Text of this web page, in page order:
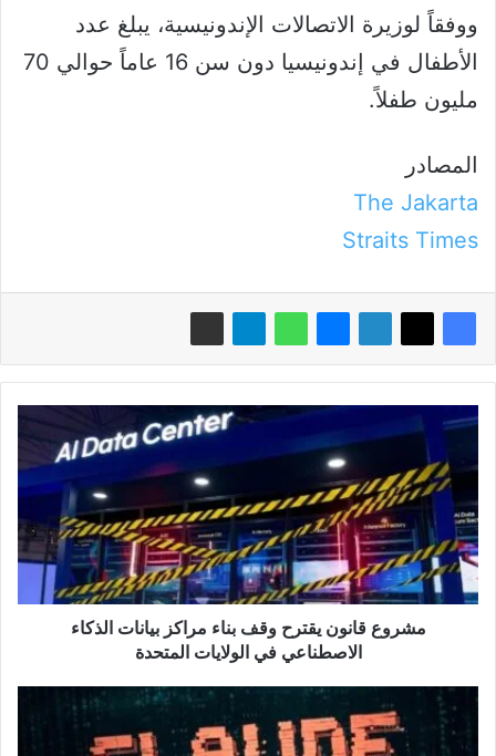
ووفقاً لوزيرة الاتصالات الإندونيسية، يبلغ عدد
الأطفال في إندونيسيا دون سن 16 عاماً حوالي 70
مليون طفلاً.
المصادر
The Jakarta
Straits Times
مشروع
يقترح
وقف
بناء
مراكز
بيانات
الذكاء
الاصطناعي
مشروع قانون يقترح وقف بناء مراكز بيانات الذكاء
الاصطناعي في الولايات المتحدة
أنثروبيك
خطأ